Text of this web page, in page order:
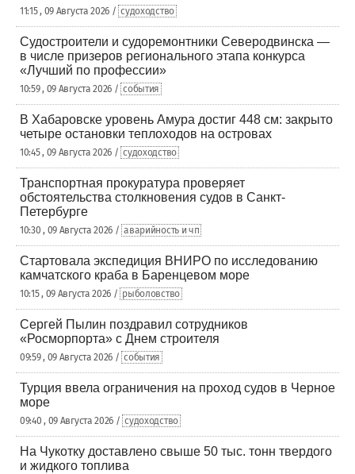
11:15 , 09 Августа 2026 / судоходство
Судостроители и судоремонтники Северодвинска —
в числе призеров регионального этапа конкурса
«Лучший по профессии»
10:59 , 09 Августа 2026 / события
В Хабаровске уровень Амура достиг 448 см: закрыто
четыре остановки теплоходов на островах
10:45 , 09 Августа 2026 / судоходство
Транспортная прокуратура проверяет
обстоятельства столкновения судов в Санкт-
Петербурге
10:30 , 09 Августа 2026 / аварийность и чп
Стартовала экспедиция ВНИРО по исследованию
камчатского краба в Баренцевом море
10:15 , 09 Августа 2026 / рыболовство
Сергей Пылин поздравил сотрудников
«Росморпорта» с Днем строителя
09:59 , 09 Августа 2026 / события
Турция ввела ограничения на проход судов в Черное
море
09:40 , 09 Августа 2026 / судоходство
На Чукотку доставлено свыше 50 тыс. тонн твердого
и жидкого топлива